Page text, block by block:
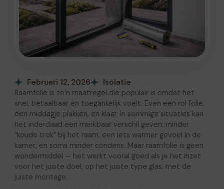
Februari 12, 2026 Isolatie
Raamfolie is zo’n maatregel die populair is omdat het
snel, betaalbaar en toegankelijk voelt. Even een rol folie,
een middagje plakken, en klaar. In sommige situaties kan
het inderdaad een merkbaar verschil geven: minder
“koude trek” bij het raam, een iets warmer gevoel in de
kamer, en soms minder condens. Maar raamfolie is geen
wondermiddel — het werkt vooral goed als je het inzet
voor het juiste doel, op het juiste type glas, met de
juiste montage.